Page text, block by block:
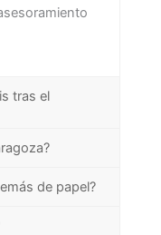
tras el
de papel?